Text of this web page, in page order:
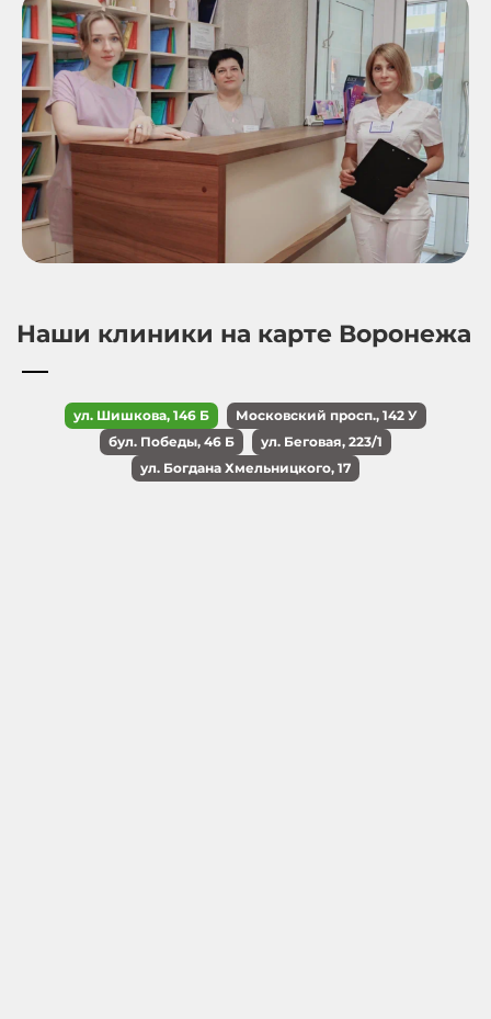
Наши клиники на карте Воронежа
ул. Шишкова, 146 Б
Московский просп., 142 У
бул. Победы, 46 Б
ул. Беговая, 223/1
ул. Богдана Хмельницкого, 17